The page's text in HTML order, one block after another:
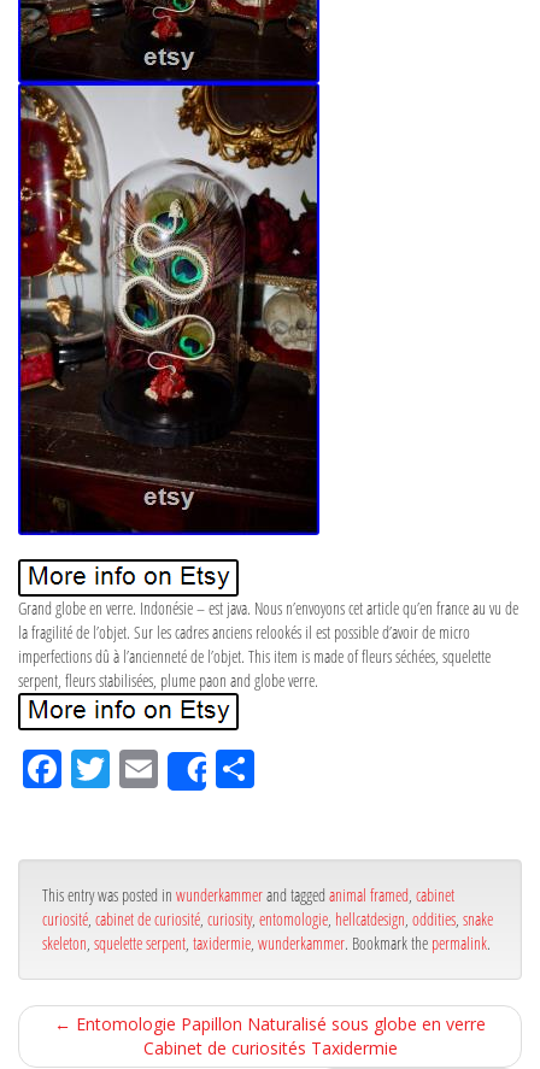
Grand globe en verre. Indonésie – est java. Nous n’envoyons cet article qu’en france au vu de
la fragilité de l’objet. Sur les cadres anciens relookés il est possible d’avoir de micro
imperfections dû à l’ancienneté de l’objet. This item is made of fleurs séchées, squelette
serpent, fleurs stabilisées, plume paon and globe verre.
Fa
ce
ok
Tw
itt
Em
ail
Share
r
This entry was posted in wunderkammerand tagged animal framed cabinet
curiosité cabinet de curiosité curiosity, entomologie hellcatdesign oddities snake
skeleton squelette serpent taxidermie wunderkammer. Bookmark the permalink.
← Entomologie Papillon Naturalisé sous globe en verre
Cabinet de curiosités Taxidermie